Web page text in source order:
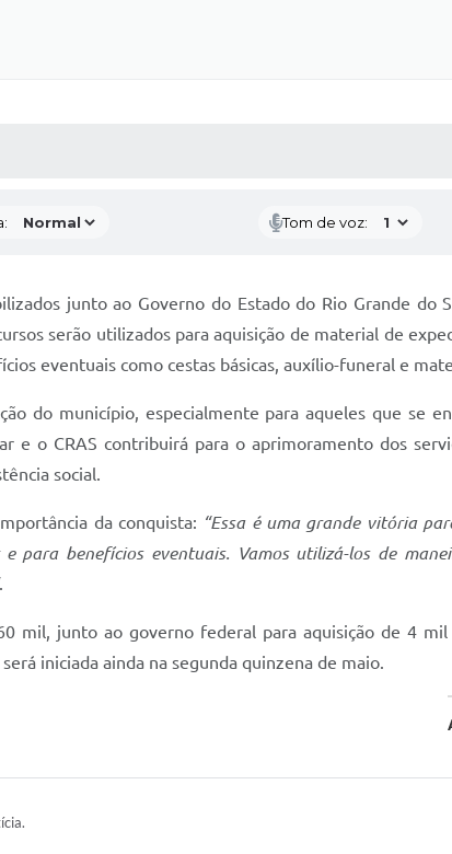
Tom de voz:
junto ao Governo do Estado do Rio Grande do
serão utilizados para aquisição de material de
eventuais como cestas básicas, auxílio-funeral e
do município, especialmente para aqueles que se
e o CRAS contribuirá para o aprimoramento dos
social.
da conquista: “Essa é uma grande vitória
para benefícios eventuais. Vamos utilizá-los de
.
mil, junto ao governo federal para aquisição de 4 mil
iniciada ainda na segunda quinzena de maio.